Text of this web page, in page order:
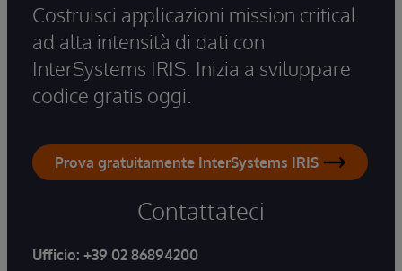
Costruisci applicazioni mission critical
ad alta intensità di dati con
InterSystems IRIS. Inizia a sviluppare
codice gratis oggi.
Prova gratuitamente InterSystems IRIS
Contattateci
Ufficio: +39 02 86894200